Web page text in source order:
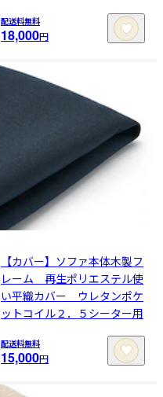
配送料無料
18,000円
【カバー】ソファ本体木製フ
レーム 再生ポリエステル使
い平織カバー ウレタンポケ
ットコイル２．５シーター用
配送料無料
15,000円